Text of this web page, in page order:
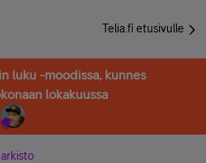
Telia.fi etusivulle
luku -moodissa, kunnes
lokakuussa